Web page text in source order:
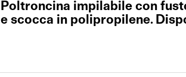
Poltroncina impilabile con
e scocca in polipropilene.